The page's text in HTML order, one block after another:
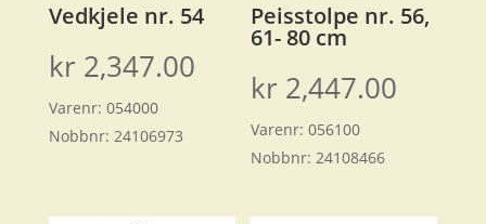
Vedkjele nr. 54
kr 2,347.00
Varenr: 054000
Nobbnr: 24106973
Peisstolpe nr. 56,
61- 80 cm
kr 2,447.00
Varenr:056100
Nobbnr:24108466